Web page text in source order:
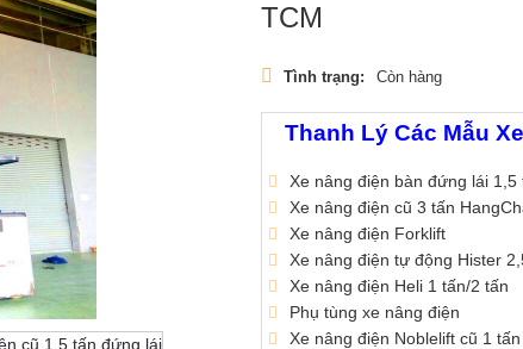
TCM
Tình trạng: Còn hàng
Thanh Lý Các Mẫu
Xe nâng điện bàn đứng lái 1,5
Xe nâng điện cũ 3 tấn
Xe nâng điện Forklift
Xe nâng điện tự động Hister
Xe nâng điện Heli 1 tấn/2 tấn
Phụ tùng xe nâng điện
Xe nâng điện Noblelift cũ 1 tấn